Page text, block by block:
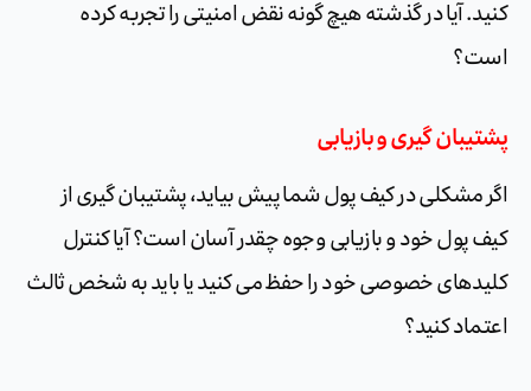
کنید. آیا در گذشته هیچ گونه نقض امنیتی را تجربه کرده
است؟
پشتیبان گیری و بازیابی
اگر مشکلی در کیف پول شما پیش بیاید، پشتیبان گیری از
کیف پول خود و بازیابی وجوه چقدر آسان است؟ آیا کنترل
کلیدهای خصوصی خود را حفظ می کنید یا باید به شخص ثالث
اعتماد کنید؟